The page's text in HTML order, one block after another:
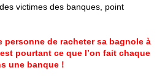
victimes des banques, point
personne de racheter sa bagnole à
pourtant ce que l’on fait chaque
une banque !